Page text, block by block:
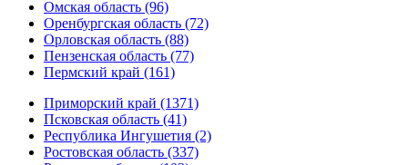
Омская область (96)
Оренбургская область (72)
Орловская область (88)
Пензенская область (77)
Пермский край (161)
Приморский край (1371)
Псковская область (41)
Республика Ингушетия (2)
Ростовская область (337)